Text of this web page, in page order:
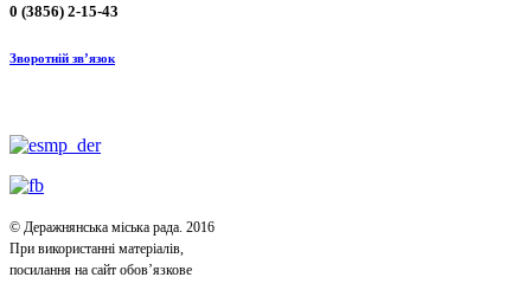
0 (3856) 2-15-43
Зворотній зв’язок
© Деражнянська міська рада. 2016
При використанні матеріалів,
посилання на сайт обов’язкове